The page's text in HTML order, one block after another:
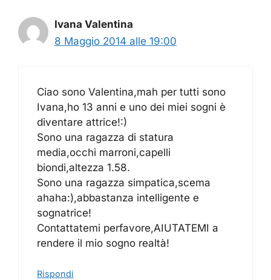
Ivana Valentina
8 Maggio 2014 alle 19:00
Ciao sono Valentina,mah per tutti sono
Ivana,ho 13 anni e uno dei miei sogni è
diventare attrice!:)
Sono una ragazza di statura
media,occhi marroni,capelli
biondi,altezza 1.58.
Sono una ragazza simpatica,scema
ahaha:),abbastanza intelligente e
sognatrice!
Contattatemi perfavore,AIUTATEMI a
rendere il mio sogno realtà!
Rispondi